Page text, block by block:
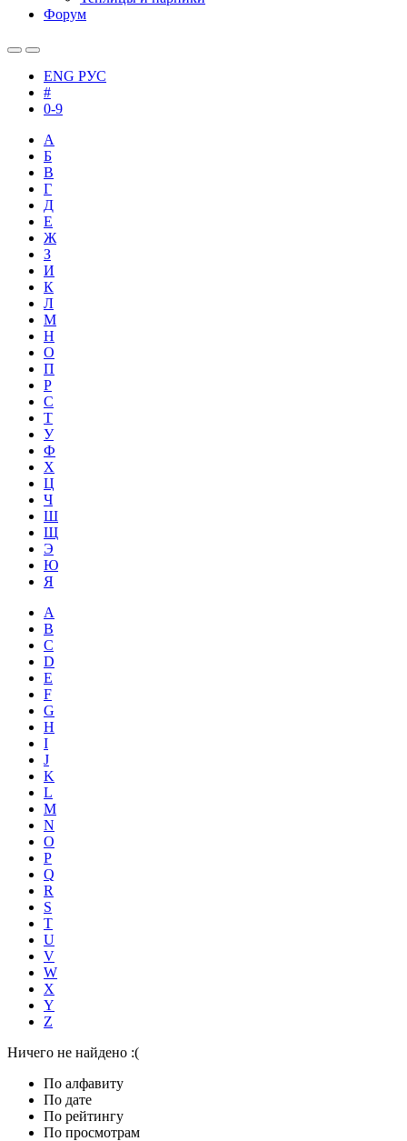
Форум
ENG РУС
#
0-9
А
Б
В
Г
Д
Е
Ж
З
И
К
Л
М
Н
О
П
Р
С
Т
У
Ф
Х
Ц
Ч
Ш
Щ
Э
Ю
Я
A
B
C
D
E
F
G
H
I
J
K
L
M
N
O
P
Q
R
S
T
U
V
W
X
Y
Z
Ничего не найдено :(
По алфавиту
По дате
По рейтингу
По просмотрам